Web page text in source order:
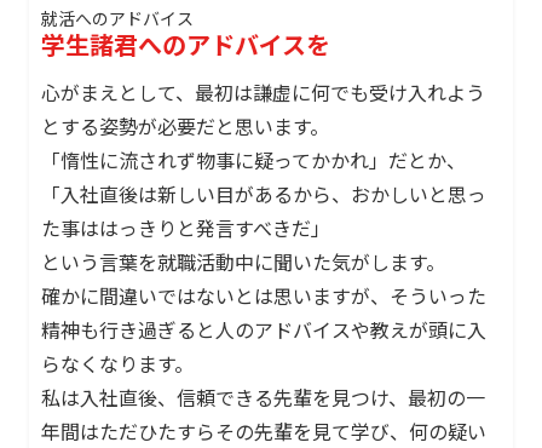
就活へのアドバイス
学生諸君へのアドバイスを
心がまえとして、最初は謙虚に何でも受け入れよう
とする姿勢が必要だと思います。
「惰性に流されず物事に疑ってかかれ」だとか、
「入社直後は新しい目があるから、おかしいと思っ
た事ははっきりと発言すべきだ」
という言葉を就職活動中に聞いた気がします。
確かに間違いではないとは思いますが、そういった
精神も行き過ぎると人のアドバイスや教えが頭に入
らなくなります。
私は入社直後、信頼できる先輩を見つけ、最初の一
年間はただひたすらその先輩を見て学び、何の疑い